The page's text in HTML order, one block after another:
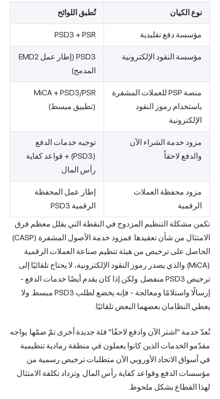
نوع الكيان تُطبق اللوائح
مؤسسة دفع تقليدية PSD3 + PSR
مؤسسة النقود الإلكترونية
PSD3 (إطار عمل EMD2
المدمج)
منصة PSP للعملات المشفرة
باستخدام رموز النقود
الإلكترونية
MiCA + PSD3/PSR
(تطبيق مبسط)
مزود خدمة الشراء الآن
والدفع لاحقاً
توجيه خدمات الدفع
(PSD3) + قواعد كفاية
رأس المال
مزود محفظة العملات
الرقمية
إطار عمل المحفظة
الرقمية PSD3
تكمن مشكلة التنظيم المزدوج في النقطة التي يقلل معظم فرق
الامتثال من شأن تعقيدها. فمزود خدمة الأصول المشفرة (CASP)
الحاصل على ترخيص من هيئة تنظيم صناعة العملات الرقمية
(MiCA) والذي يصدر رموز النقود الإلكترونية، لا يحتاج تلقائيًا إلى
ترخيص PSD3 منفصل. ولكن إذا كان يقدم أيضًا خدمات الدفع -
إرسالًا واستلامًا ومعالجة - فإنه يخضع لطلب PSD3 مبسط. ولا
يغطي النظامان بعضهما البعض تلقائيًا.
تُعدّ خدمة "اشتر الآن وادفع لاحقًا" فئة جديدة أخرى تمّ ضمّها. يواجه
مقدّمو الخدمات الذين كانوا يعملون في منطقة رمادية تنظيمية
في أسواق الاتحاد الأوروبي الآن متطلبات ترخيص رسمية من
مؤسسات الدفع وقواعد كفاية رأس المال. وتزداد تكلفة الامتثال
لهذا القطاع بشكل ملحوظ.